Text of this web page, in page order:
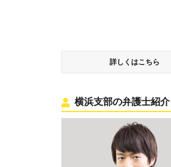
詳しくはこちら
横浜支部の弁護士紹介